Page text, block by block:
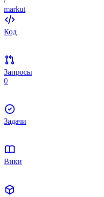
markut
Код
Запросы
0
Задачи
Вики